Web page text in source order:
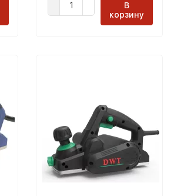
В
корзину